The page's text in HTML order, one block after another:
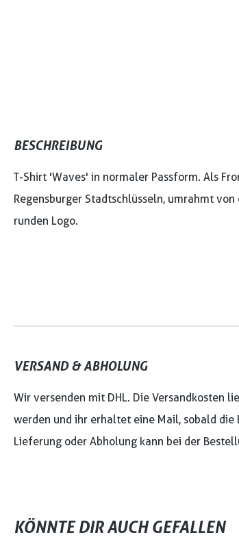
BESCHREIBUNG
T-Shirt 'Waves' in normaler Passform. Als
Regensburger Stadtschlüsseln, umrahmt
runden Logo.
VERSAND & ABHOLUNG
Wir versenden mit DHL. Die Versandkosten
werden und ihr erhaltet eine Mail, sobald
Lieferung oder Abholung kann bei der
KÖNNTE DIR AUCH GEFALLEN